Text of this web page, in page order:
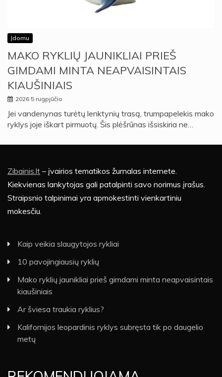
Įdomu
MAKO RYKLIŲ JAUNIKLIAI PRIEŠ
GIMDAMI MINTA NEAPVAISINTAIS
KIAUŠINIAIS
2026 5 rugpjūčio
Jei vandenynas turėtų lenktynių trasą, trumpapelekis mako
ryklys joje iškart pirmuotų. Šis plėšrūnas išsiskiria ne…
Zibainis.lt – įvairios tematikos žurnalas internete.
Kiekvienas lankytojas gali patalpinti savo norimus įrašus.
Straipsnio talpinimai yra apmokestinti vienkartiniu
mokesčiu.
Kaip veikia slaugytojos rykliai
10 pavojingiausių ryklių
Mako ryklių jaunikliai prieš gimdami minta neapvaisintais
kiaušiniais
Ar šviesa traukia ryklius?
Kalifornijos leopardinis ryklys subręsta tik po daugelio
metų